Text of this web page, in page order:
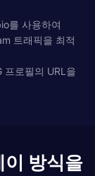
를 사용하여
트래픽을 최적
프로필의 URL을
이 방식을